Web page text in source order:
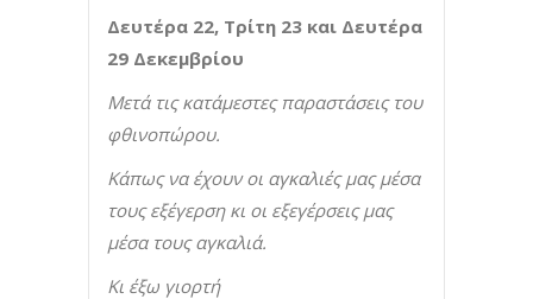
Δευτέρα 22, Τρίτη 23 και Δευτέρα
29 Δεκεμβρίου
Μετά τις κατάμεστες παραστάσεις του
φθινοπώρου.
Κάπως να έχουν οι αγκαλιές μας μέσα
τους εξέγερση κι οι εξεγέρσεις μας
μέσα τους αγκαλιά.
Κι έξω γιορτή